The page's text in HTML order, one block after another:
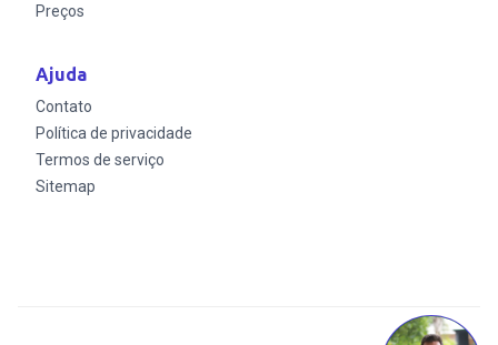
Preços
Ajuda
Contato
Política de privacidade
Termos de serviço
Sitemap